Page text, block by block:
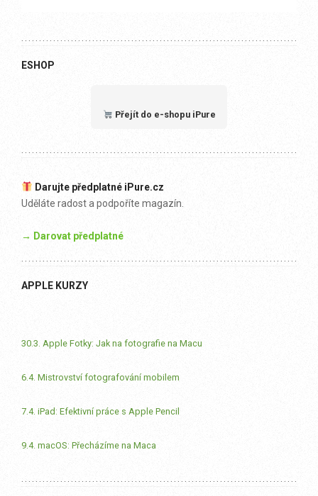
ESHOP
Přejít do e-shopu iPure
Darujte předplatné iPure.cz
Uděláte radost a podpoříte magazín.
→ Darovat předplatné
APPLE KURZY
30.3. Apple Fotky: Jak na fotografie na Macu
6.4. Mistrovství fotografování mobilem
7.4. iPad: Efektivní práce s Apple Pencil
9.4. macOS: Přecházíme na Maca